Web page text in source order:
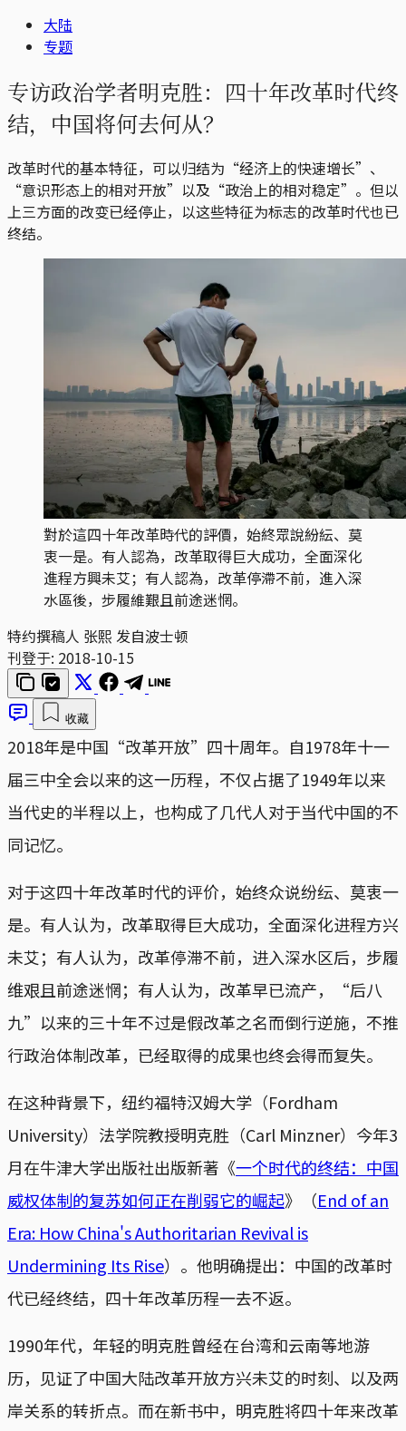
大陆
专题
专访政治学者明克胜：四十年改革时代终
结，中国将何去何从？
改革时代的基本特征，可以归结为“经济上的快速增长”、
“意识形态上的相对开放”以及“政治上的相对稳定”。但以
上三方面的改变已经停止，以这些特征为标志的改革时代也已
终结。
對於這四十年改革時代的評價，始終眾說紛紜、莫
衷一是。有人認為，改革取得巨大成功，全面深化
進程方興未艾；有人認為，改革停滯不前，進入深
水區後，步履維艱且前途迷惘。
特约撰稿人 张熙 发自波士顿
刊登于: 2018-10-15
收藏
2018年是中国“改革开放”四十周年。自1978年十一
届三中全会以来的这一历程，不仅占据了1949年以来
当代史的半程以上，也构成了几代人对于当代中国的不
同记忆。
对于这四十年改革时代的评价，始终众说纷纭、莫衷一
是。有人认为，改革取得巨大成功，全面深化进程方兴
未艾；有人认为，改革停滞不前，进入深水区后，步履
维艰且前途迷惘；有人认为，改革早已流产，“后八
九”以来的三十年不过是假改革之名而倒行逆施，不推
行政治体制改革，已经取得的成果也终会得而复失。
在这种背景下，纽约福特汉姆大学（Fordham
University）法学院教授明克胜（Carl Minzner）今年3
月在牛津大学出版社出版新著《一个时代的终结：中国
威权体制的复苏如何正在削弱它的崛起》（End of an
Era: How China's Authoritarian Revival is
Undermining Its Rise）。他明确提出：中国的改革时
代已经终结，四十年改革历程一去不返。
1990年代，年轻的明克胜曾经在台湾和云南等地游
历，见证了中国大陆改革开放方兴未艾的时刻、以及两
岸关系的转折点。而在新书中，明克胜将四十年来改革